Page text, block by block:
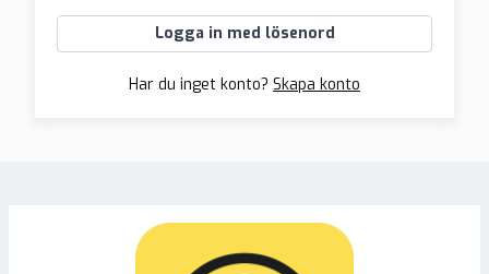
Logga in med lösenord
Har du inget konto? Skapa konto